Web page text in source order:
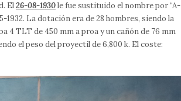
El26-08-1930le fue sustituido el nombre por “A-
1932. La dotación era de 28 hombres, siendo la
4 TLT de 450 mm a proa y un cañón de 76 mm
el peso del proyectil de 6,800 k. El coste: